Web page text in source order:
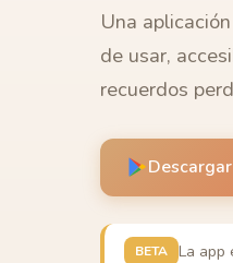
Una
de usar,
recuerdos
BETA La app